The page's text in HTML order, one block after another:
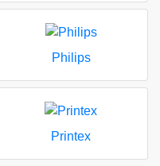
Philips
Printex